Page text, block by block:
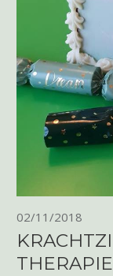
02/11/2018